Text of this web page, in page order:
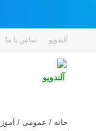
آلندویو تماس با ما
خانه / عمومی /